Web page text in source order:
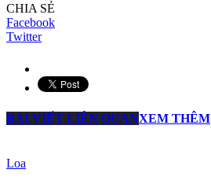
CHIA SẺ
Facebook
Twitter
BÀI VIẾT LIÊN QUANXEM THÊM
Loa